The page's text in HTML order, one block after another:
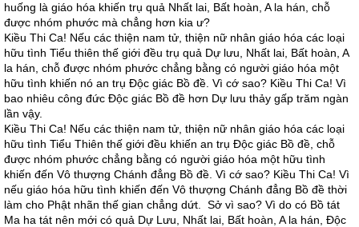
huống là giáo hóa khiến trụ quả Nhất lai, Bất hoàn, A la hán, chỗ
được nhóm phước mà chẳng hơn kia ư?
Kiều Thi Ca! Nếu các thiện nam tử, thiện nữ nhân giáo hóa các loại
hữu tình Tiểu thiên thế giới đều trụ quả Dự lưu, Nhất lai, Bất hoàn, A
la hán, chỗ được nhóm phước chẳng bằng có người giáo hóa một
hữu tình khiến nó an trụ Độc giác Bồ đề. Vì cớ sao? Kiều Thi Ca! Vì
bao nhiêu công đức Độc giác Bồ đề hơn Dự lưu thảy gấp trăm ngàn
lần vậy.
Kiều Thi Ca! Nếu các thiện nam tử, thiện nữ nhân giáo hóa các loại
hữu tình Tiểu Thiên thế giới đều khiến an trụ Độc giác Bồ đề, chỗ
được nhóm phước chẳng bằng có người giáo hóa một hữu tình
khiến đến Vô thượng Chánh đẳng Bồ đề. Vì cớ sao? Kiều Thi Ca! Vì
nếu giáo hóa hữu tình khiến đến Vô thượng Chánh đẳng Bồ đề thời
làm cho Phật nhãn thế gian chẳng dứt. Sở vì sao? Vì do có Bồ tát
Ma ha tát nên mới có quả Dự Lưu, Nhất lai, Bất hoàn, A la hán, Độc